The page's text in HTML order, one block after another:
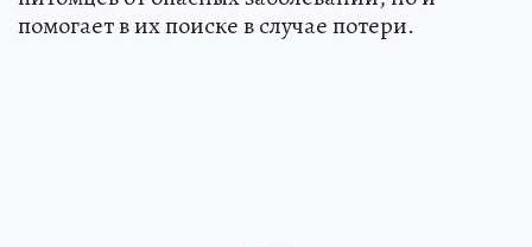
помогает в их поиске в случае потери.